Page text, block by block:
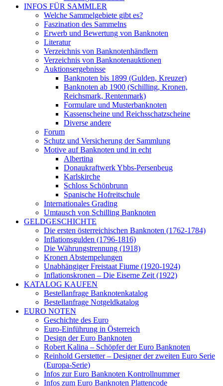
INFOS FÜR SAMMLER
Welche Sammelgebiete gibt es?
Faszination des Sammelns
Erwerb und Bewertung von Banknoten
Literatur
Verzeichnis von Banknotenhändlern
Verzeichnis von Banknotenauktionen
Auktionsergebnisse
Banknoten bis 1899 (Gulden, Kreuzer)
Banknoten ab 1900 (Schilling, Kronen,
Reichsmark, Rentenmark)
Formulare und Musterbanknoten
Kassenscheine und Reichsschatzscheine
Diverse andere
Forum
Schutz und Versicherung der Sammlung
Motive auf Banknoten und in echt
Albertina
Donaukraftwerk Ybbs-Persenbeug
Karlskirche
Schloss Schönbrunn
Spanische Hofreitschule
Internationales Grading
Umtausch von Schilling Banknoten
GELDGESCHICHTE
Die ersten österreichischen Banknoten (1762-1784)
Inflationsgulden (1796-1816)
Die Währungstrennung (1918)
Kronen Abstempelungen
Unabhängiger Freistaat Fiume (1920-1924)
Inflationskronen – Die Eiserne Zeit (1922)
KATALOG KAUFEN
Bestellanfrage Banknotenkatalog
Bestellanfrage Notgeldkatalog
EURO NOTEN
Geschichte des Euro
Euro-Einführung in Österreich
Design der Euro Banknoten
Robert Kalina – Schöpfer der Euro Banknoten
Reinhold Gerstetter – Designer der zweiten Euro Serie
(Europa-Serie)
Infos zur Euro Banknoten Kontrollnummer
Infos zum Euro Banknoten Plattencode